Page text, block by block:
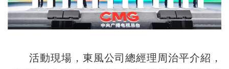
活動現場，東風公司總經理周治平介紹，